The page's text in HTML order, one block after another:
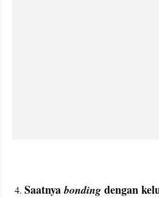
Saatnya bonding dengan